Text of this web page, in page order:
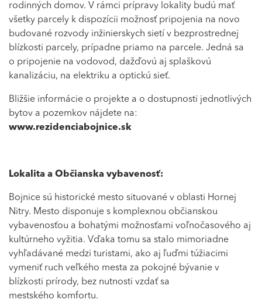
rodinných domov. V rámci prípravy lokality budú mať
všetky parcely k dispozícii možnosť pripojenia na novo
budované rozvody inžinierskych sietí v bezprostrednej
blízkosti parcely, prípadne priamo na parcele. Jedná sa
o pripojenie na vodovod, dažďovú aj splaškovú
kanalizáciu, na elektriku a optickú sieť.
Bližšie informácie o projekte a o dostupnosti jednotlivých
bytov a pozemkov nájdete na:
www.rezidenciabojnice.sk
Lokalita a Občianska vybavenosť:
Bojnice sú historické mesto situované v oblasti Hornej
Nitry. Mesto disponuje s komplexnou občianskou
vybavenosťou a bohatými možnosťami voľnočasového aj
kultúrneho vyžitia. Vďaka tomu sa stalo mimoriadne
vyhľadávané medzi turistami, ako aj ľuďmi túžiacimi
vymeniť ruch veľkého mesta za pokojné bývanie v
blízkosti prírody, bez nutnosti vzdať sa
mestského komfortu.